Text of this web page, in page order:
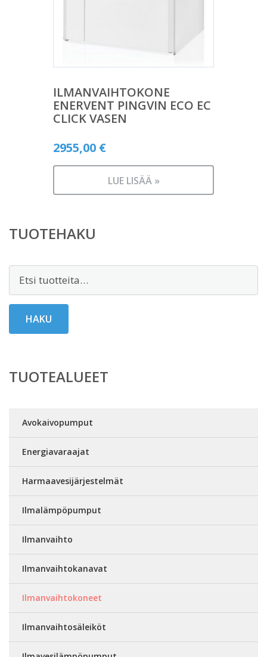
ILMANVAIHTOKONE
ENERVENT PINGVIN ECO EC
CLICK VASEN
2955,00 €
LUE LISÄÄ »
TUOTEHAKU
Etsi:
HAKU
TUOTEALUEET
Avokaivopumput
Energiavaraajat
Harmaavesijärjestelmät
Ilmalämpöpumput
Ilmanvaihto
Ilmanvaihtokanavat
Ilmanvaihtokoneet
Ilmanvaihtosäleiköt